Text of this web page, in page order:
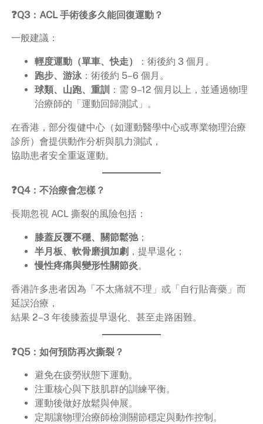
❓Q3：ACL 手術後多久能回復運動？
一般建議：
輕度運動（單車、快走）
：術後約 3 個月。
跑步、游泳：術後約 5–6 個月。
球類、山跑、重訓 ：需 9–12 個月以上，並通過物理
治療師的「運動回歸測試」。
在香港，部分復健中心（如運動醫學中心或專業物理治療
診所）會提供動作分析與肌力測試，
協助患者安全重返運動。
❓Q4：不治療會怎樣？
長期忽視 ACL 撕裂的風險包括：
膝蓋反覆不穩、關節鬆弛；
半月板、軟骨磨損加劇 ，提早退化；
慢性疼痛與變形性關節炎。
香港許多患者因為「不太痛就不理」或「自行貼膏藥」而
延誤治療，
結果 2–3 年後膝蓋提早退化、甚至走路困難。
❓Q5：如何預防再次撕裂？
避免在疲勞狀態下運動。
注重核心與下肢肌群的訓練平衡。
運動後做好放鬆與伸展。
定期讓物理治療師檢測關節穩定與動作控制。